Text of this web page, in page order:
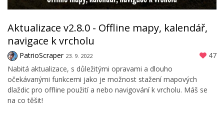
Aktualizace v2.8.0 - Offline mapy, kalendář,
navigace k vrcholu
PatrioScraper 23. 9. 2022
47
Nabitá aktualizace, s důležitými opravami a dlouho
očekávanými funkcemi jako je možnost stažení mapových
dlaždic pro offline použití a nebo navigování k vrcholu. Máš se
na co těšit!